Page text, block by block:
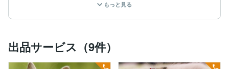
あしかけ8年頑張ってきた農業でしたが、新型コロナに
新規契約を根こそぎ葬り去られてしまい、廃業すること
すので、たまに連絡がつかなくなることもあるかとは思
いますが、大目に見てくださると助かります(*´▽｀*)
もっと見る
出品サービス（9件）